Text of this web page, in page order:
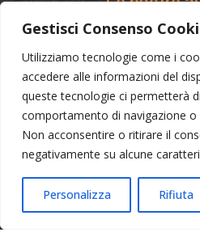
Gestisci Consenso
Utilizziamo tecnologie come i
accedere alle informazioni del
queste tecnologie ci permetterà
comportamento di navigazione o
Non acconsentire o ritirare il
negativamente su alcune
Personalizza Rifiuta
070/
Via Cagliari 129,
© 2023 L'Autoscuola • Partita
Cookie